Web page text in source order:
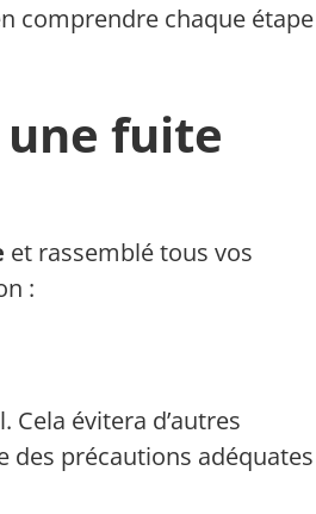
comprendre chaque étape
fuite
et rassemblé tous vos
:
évitera d’autres
des précautions adéquates